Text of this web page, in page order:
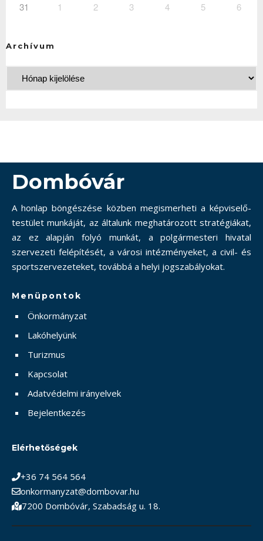
31 1 2 3 4 5 6
Archívum
Dombóvár
A honlap böngészése közben megismerheti a képviselő-
testület munkáját, az általunk meghatározott stratégiákat,
az ez alapján folyó munkát, a polgármesteri hivatal
szervezeti felépítését, a városi intézményeket, a civil- és
sportszervezeteket, továbbá a helyi jogszabályokat.
Menüpontok
Önkormányzat
Lakóhelyünk
Turizmus
Kapcsolat
Adatvédelmi irányelvek
Bejelentkezés
Elérhetőségek
+36 74 564 564
onkormanyzat@dombovar.hu
7200 Dombóvár, Szabadság u. 18.